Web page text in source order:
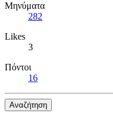
Μηνύματα
282
Likes
3
Πόντοι
16
Αναζήτηση